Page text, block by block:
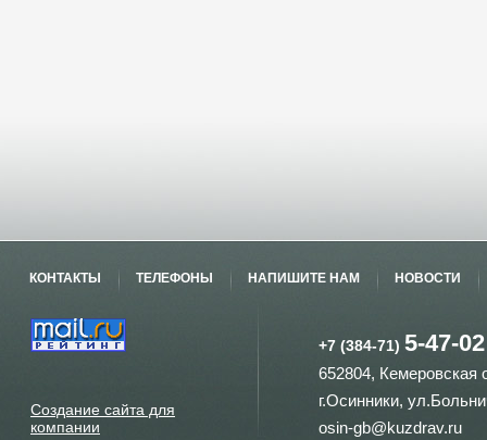
КОНТАКТЫ ТЕЛЕФОНЫ НАПИШИТЕ НАМ НОВОСТИ
Создание сайта для
компании
+7 (384-71) 5-47-02
652804, Кемеровская
г.Осинники,
osin-gb@kuzdrav.ru